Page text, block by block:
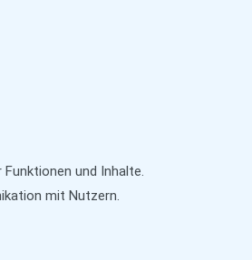
und Inhalte.
mit Nutzern.